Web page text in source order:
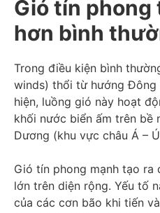
Gió tín phong
hơn bình
Trong điều kiện bình
winds) thổi từ hướng Đông
hiện, luồng gió này hoạt
khối nước biển ấm trên bề
Dương (khu vực châu Á –
Gió tín phong mạnh tạo ra
lớn trên diện rộng. Yếu tố
của các cơn bão khi tiến